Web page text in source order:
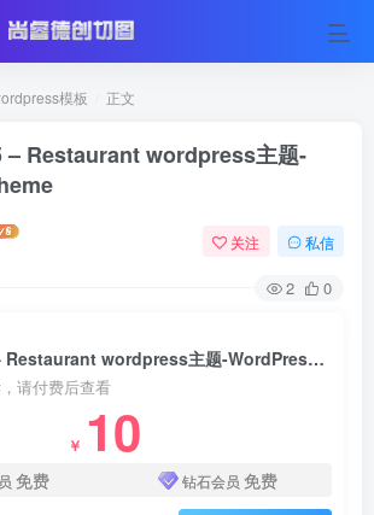
模板 正文
– Restaurant wordpress主题-
关注 私信
2 0
Kababi v1.0.5 – Restaurant wordpress主题-WordPress Theme
请付费后查看
￥ 10
免费 钻石会员 免费